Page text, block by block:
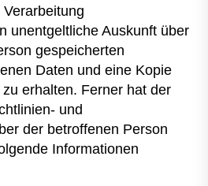
unentgeltliche Auskunft über
gespeicherten
Daten und eine Kopie
erhalten. Ferner hat der
und
der betroffenen Person
Informationen